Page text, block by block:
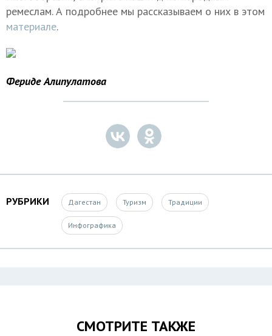
ремеслам. А подробнее мы рассказываем о них в этом
материале.
Фериде Алипулатова
РУБРИКИ Дагестан Туризм Традиции
Инфографика
СМОТРИТЕ ТАКЖЕ